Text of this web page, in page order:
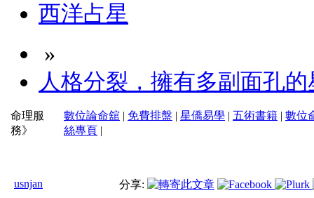
西洋占星
»
人格分裂，擁有多副面孔的
命理服
務》
數位論命舘 | 免費排盤 | 星僑易學 | 五術書籍 | 數位
絲專頁 |
usnjan 分享: